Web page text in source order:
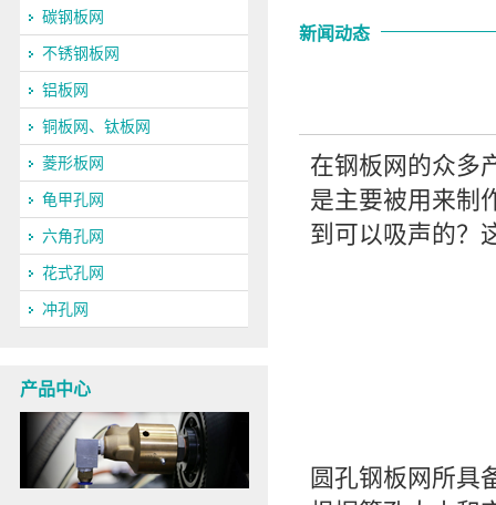
碳钢板网
不锈钢板网
铝板网
铜板网、钛板网
菱形板网
龟甲孔网
六角孔网
花式孔网
冲孔网
产品中心
新闻动态
在钢板网的众多
是主要被用来制
到可以吸声的？
圆孔钢板网所具